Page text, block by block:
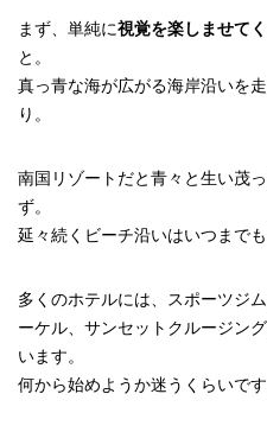
まず、単純に視覚を楽しませて
と。
真っ青な海が広がる海岸沿いを
り。
南国リゾートだと青々と生い茂
ず。
延々続くビーチ沿いはいつまで
多くのホテルには、スポーツジ
ーケル、サンセットクルージン
います。
何から始めようか迷うくらいです